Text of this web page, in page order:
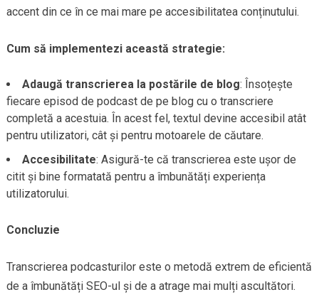
accent din ce în ce mai mare pe accesibilitatea conținutului.
Cum să implementezi această strategie:
Adaugă transcrierea la postările de blog: Însoțește
fiecare episod de podcast de pe blog cu o transcriere
completă a acestuia. În acest fel, textul devine accesibil atât
pentru utilizatori, cât și pentru motoarele de căutare.
Accesibilitate: Asigură-te că transcrierea este ușor de
citit și bine formatată pentru a îmbunătăți experiența
utilizatorului.
Concluzie
Transcrierea podcasturilor este o metodă extrem de eficientă
de a îmbunătăți SEO-ul și de a atrage mai mulți ascultători.